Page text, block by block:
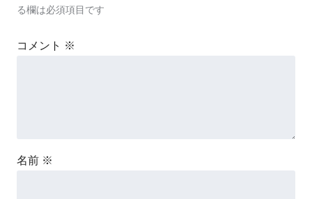
る欄は必須項目です
コメント ※
名前 ※